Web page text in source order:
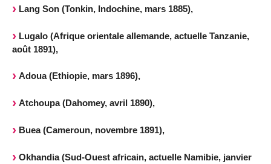
Lang Son (Tonkin, Indochine, mars 1885),
Lugalo (Afrique orientale allemande, actuelle Tanzanie,
août 1891),
Adoua (Ethiopie, mars 1896),
Atchoupa (Dahomey, avril 1890),
Buea (Cameroun, novembre 1891),
Okhandia (Sud-Ouest africain, actuelle Namibie, janvier